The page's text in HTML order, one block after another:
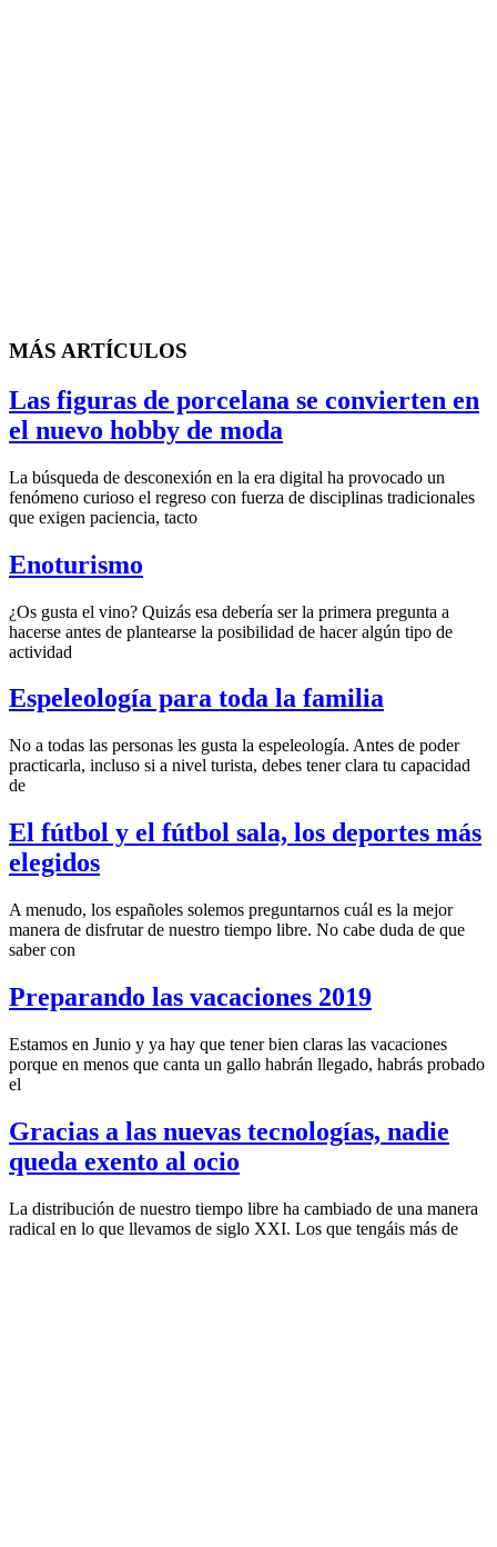
MÁS ARTÍCULOS
Las figuras de porcelana se convierten en
el nuevo hobby de moda
La búsqueda de desconexión en la era digital ha provocado un
fenómeno curioso el regreso con fuerza de disciplinas tradicionales
que exigen paciencia, tacto
Enoturismo
¿Os gusta el vino? Quizás esa debería ser la primera pregunta a
hacerse antes de plantearse la posibilidad de hacer algún tipo de
actividad
Espeleología para toda la familia
No a todas las personas les gusta la espeleología. Antes de poder
practicarla, incluso si a nivel turista, debes tener clara tu capacidad
de
El fútbol y el fútbol sala, los deportes más
elegidos
A menudo, los españoles solemos preguntarnos cuál es la mejor
manera de disfrutar de nuestro tiempo libre. No cabe duda de que
saber con
Preparando las vacaciones 2019
Estamos en Junio y ya hay que tener bien claras las vacaciones
porque en menos que canta un gallo habrán llegado, habrás probado
el
Gracias a las nuevas tecnologías, nadie
queda exento al ocio
La distribución de nuestro tiempo libre ha cambiado de una manera
radical en lo que llevamos de siglo XXI. Los que tengáis más de